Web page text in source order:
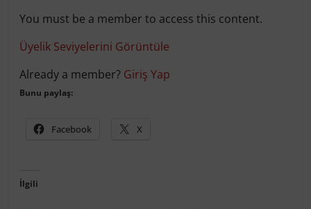
You must be a member to access this content.
Üyelik Seviyelerini Görüntüle
Already a member? Giriş Yap
Bunu paylaş:
Facebook X
İlgili